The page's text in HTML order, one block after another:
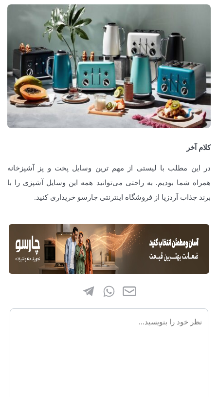
کلام آخر
در این مطلب با لیستی از مهم ترین وسایل پخت و پز آشپزخانه
همراه شما بودیم. به راحتی می‌توانید همه این وسایل آشپزی را با
برند جذاب آردزیا از فروشگاه اینترنتی چارسو خریداری کنید.